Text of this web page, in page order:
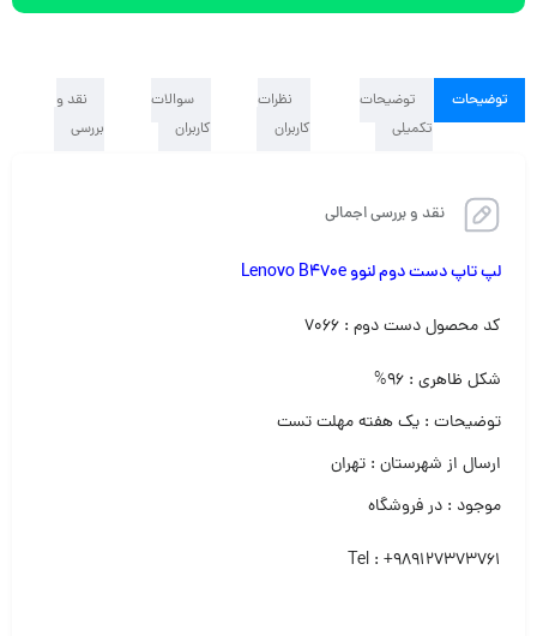
توضیحات
توضیحات
تکمیلی
نظرات
کاربران
سوالات
کاربران
نقد و
بررسی
نقد و بررسی اجمالی
لپ تاپ دست دوم لنوو Lenovo B470e
کد محصول دست دوم : ۷۰۶۶
شکل ظاهری : ۹۶%
توضیحات : یک هفته مهلت تست
ارسال از شهرستان : تهران
موجود : در فروشگاه
Tel : +989127373761